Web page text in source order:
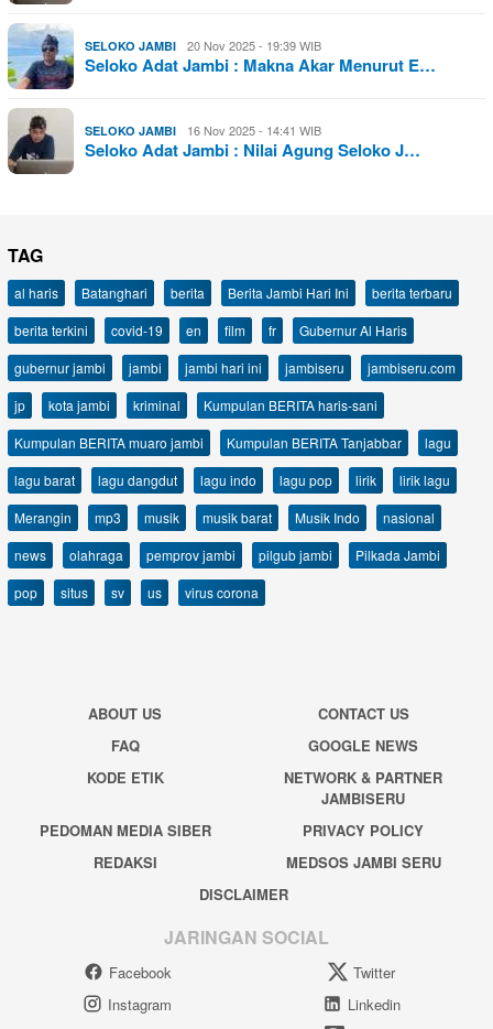
SELOKO JAMBI 20 Nov 2025 - 19:39 WIB
Seloko Adat Jambi : Makna Akar Menurut E…
SELOKO JAMBI 16 Nov 2025 - 14:41 WIB
Seloko Adat Jambi : Nilai Agung Seloko J…
TAG
al haris Batanghari berita Berita Jambi Hari Ini
berita terbaru
berita terkini
covid-19 en film fr
Gubernur Al Haris
gubernur jambi
jambi jambi hari ini jambiseru
jambiseru.com
jp
kota jambi kriminal
Kumpulan BERITA haris-sani
Kumpulan BERITA muaro jambi
Kumpulan BERITA Tanjabbar
lagu
lagu barat
lagu dangdut lagu indo lagu pop lirik
lirik lagu
Merangin
mp3 musik musik barat Musik Indo
nasional
news
olahraga pemprov jambi pilgub jambi
Pilkada Jambi
pop
situs sv us virus corona
ABOUT US
CONTACT US
FAQ
GOOGLE NEWS
KODE ETIK
NETWORK & PARTNER
JAMBISERU
PEDOMAN MEDIA SIBER
PRIVACY POLICY
REDAKSI
MEDSOS JAMBI SERU
DISCLAIMER
JARINGAN SOCIAL
Facebook
Twitter
Instagram
Linkedin